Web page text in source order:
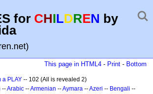
for CHILDREN by
This page in HTML4 - Print - Bottom
a PLAY -- 102 (All is revealed 2)
--Arabic --Armenian --Aymara --Azeri -- Bengali --